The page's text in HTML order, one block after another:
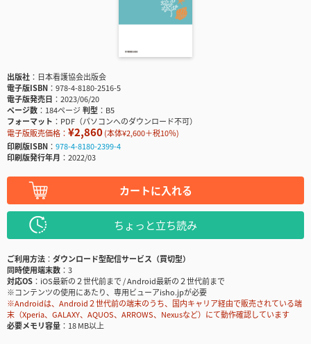
出版社
日本看護協会出版会
電子版ISBN
978-4-8180-2516-5
電子版発売日
2023/06/20
ページ数
184ページ判型
B5
フォーマット
PDF（パソコンへのダウンロード不可）
電子版販売価格： ¥2,860(本体¥2,600＋税10％)
印刷版ISBN
978-4-8180-2399-4
印刷版発行年月
2022/03
カートに入れる
ちょっと立ち読み
ご利用方法
ダウンロード型配信サービス（買切型）
同時使用端末数
3
対応OS
iOS最新の２世代前まで / Android最新の２世代前まで
※コンテンツの使用にあたり、専用ビューアisho.jpが必要
※Androidは、Android２世代前の端末のうち、国内キャリア経由で販売されている端
末（Xperia、GALAXY、AQUOS、ARROWS、Nexusなど）にて動作確認しています
必要メモリ容量
18 MB以上